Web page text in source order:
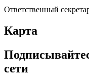
Ответственный
Карта
сети